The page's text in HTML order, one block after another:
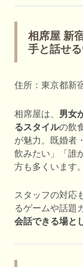
相席屋 新
手と話せ
住所：東京都新
相席屋は、 男女
るスタイルの飲
が魅力。既婚者
飲みたい」「誰
方も多くいます。
スタッフの対応
るゲームや話題
会話できる場と